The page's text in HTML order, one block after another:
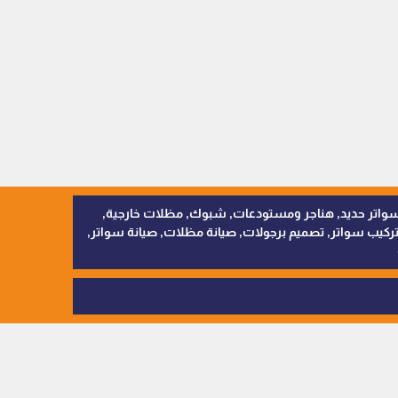
سواتر اقمشة, سواتر حديد, هناجر ومستودعات, شبوك, مظلات خارجية,
سواتر, تصميم برجولات, صيانة مظلات, صيانة سواتر,